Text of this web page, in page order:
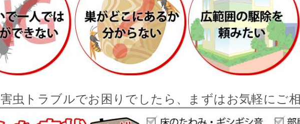
害虫トラブルでお困りでしたら、まずはお気軽にご